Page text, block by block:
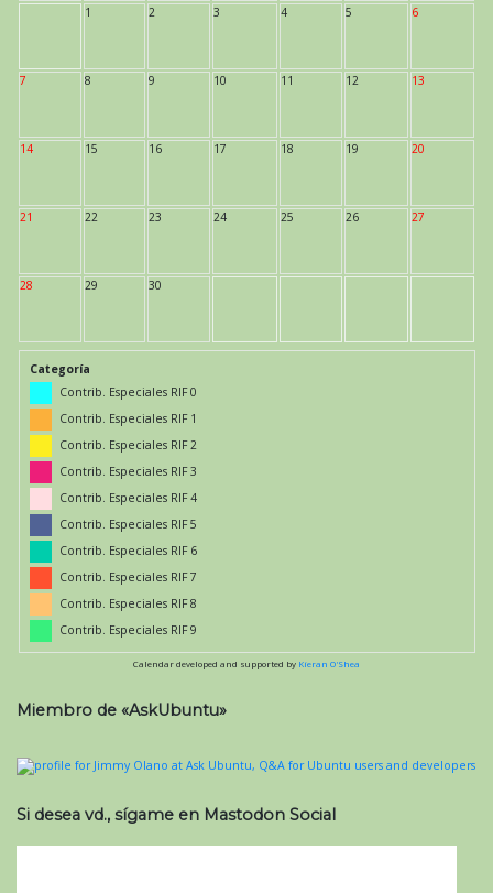
1 2 3 4 5 6
7 8 9 10 11 12 13
14 15 16 17 18 19 20
21 22 23 24 25 26 27
28 29 30
Categoría
Contrib. Especiales RIF 0
Contrib. Especiales RIF 1
Contrib. Especiales RIF 2
Contrib. Especiales RIF 3
Contrib. Especiales RIF 4
Contrib. Especiales RIF 5
Contrib. Especiales RIF 6
Contrib. Especiales RIF 7
Contrib. Especiales RIF 8
Contrib. Especiales RIF 9
Calendar developed and supported by Kieran O'Shea
Miembro de «AskUbuntu»
Si desea vd., sígame en Mastodon Social